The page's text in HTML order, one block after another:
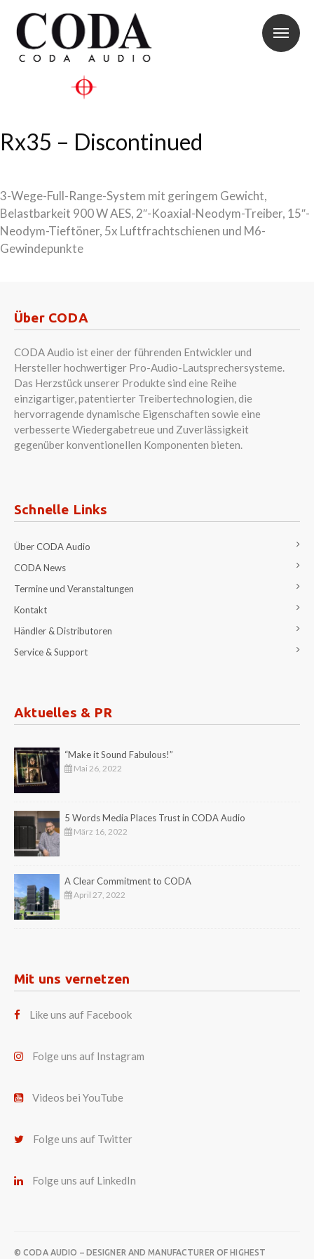
Rx35 – Discontinued
3-Wege-Full-Range-System mit geringem Gewicht,
Belastbarkeit 900 W AES, 2″-Koaxial-Neodym-Treiber, 15″-
Neodym-Tieftöner, 5x Luftfrachtschienen und M6-
Gewindepunkte
Über CODA
CODA Audio ist einer der führenden Entwickler und
Hersteller hochwertiger Pro-Audio-Lautsprechersysteme.
Das Herzstück unserer Produkte sind eine Reihe
einzigartiger, patentierter Treibertechnologien, die
hervorragende dynamische Eigenschaften sowie eine
verbesserte Wiedergabetreue und Zuverlässigkeit
gegenüber konventionellen Komponenten bieten.
Schnelle Links
Über CODA Audio
CODA News
Termine und Veranstaltungen
Kontakt
Händler & Distributoren
Service & Support
Aktuelles & PR
“Make it Sound Fabulous!”
Mai 26, 2022
5 Words Media Places Trust in CODA Audio
März 16, 2022
A Clear Commitment to CODA
April 27, 2022
Mit uns vernetzen
Like uns auf Facebook
Folge uns auf Instagram
Videos bei YouTube
Folge uns auf Twitter
Folge uns auf LinkedIn
© CODA AUDIO – DESIGNER AND MANUFACTURER OF HIGHEST